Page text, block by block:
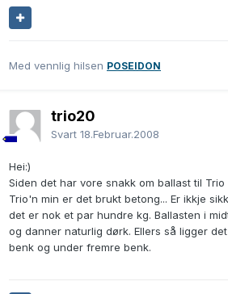
Med vennlig hilsen POSEIDON
trio20
Svart 18.Februar.2008
Hei:)
Siden det har vore snakk om ballast til
Trio'n min er det brukt betong... Er ikkje
det er nok et par hundre kg. Ballasten i
og danner naturlig dørk. Ellers så ligger
benk og under fremre benk.